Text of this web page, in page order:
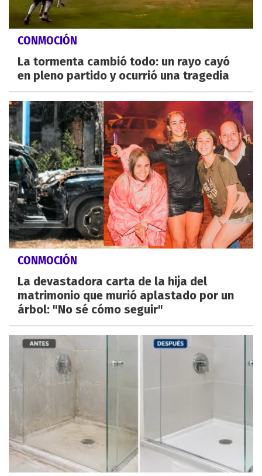
CONMOCIÓN
La tormenta cambió todo: un rayo cayó
en pleno partido y ocurrió una tragedia
CONMOCIÓN
La devastadora carta de la hija del
matrimonio que murió aplastado por un
árbol: "No sé cómo seguir"